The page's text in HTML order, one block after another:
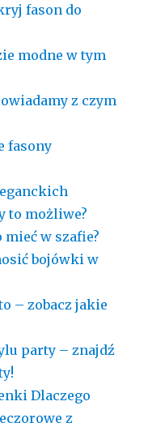
fason do
modne w tym
z czym
fasony
to możliwe?
w szafie?
bojówki w
– zobacz jakie
party – znajdź
Dlaczego
z